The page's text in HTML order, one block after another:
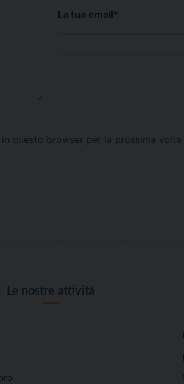
La tua email*
questo browser per la prossima
Le nostre attività